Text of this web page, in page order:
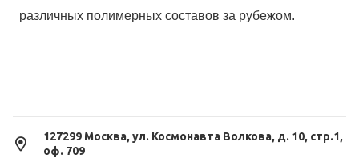
различных полимерных составов за рубежом.
127299 Москва, ул. Космонавта Волкова, д. 10, стр.1,
оф. 709